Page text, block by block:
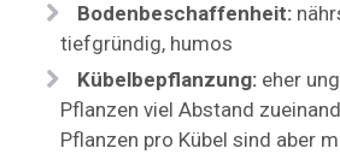
Bodenbeschaffenheit:
tiefgründig, humos
Kübelbepflanzung: eher
Pflanzen viel Abstand
Pflanzen pro Kübel sind aber